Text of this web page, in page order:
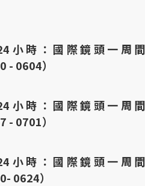
小時：國際鏡頭一周間
- 0604）
小時：國際鏡頭一周間
- 0701）
小時：國際鏡頭一周間
0624）